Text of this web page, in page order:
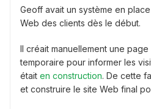
Geoff avait un système en
Web des clients dès le début.
Il créait manuellement une
temporaire pour informer les
était en construction. De cette
et construire le site Web final